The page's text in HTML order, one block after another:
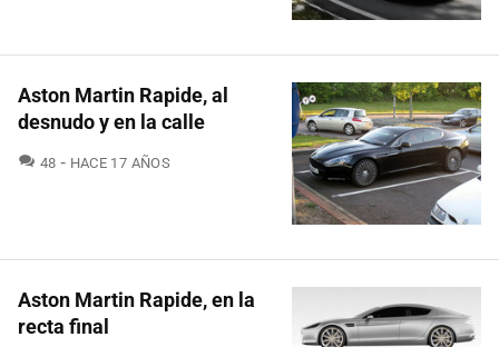
Aston Martin Rapide, al
desnudo y en la calle
48 COMENTARIOS
HACE 17 AÑOS
Aston Martin Rapide, en la
recta final